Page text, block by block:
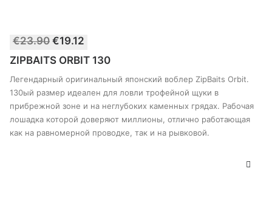
товар
несколько
вариантов.
Опции
можно
выбрать
на
странице
€23.90 €19.12
ZIPBAITS ORBIT 130
Легендарный оригинальный японский воблер ZipBaits Orbit.
130ый размер идеален для ловли трофейной щуки в
прибрежной зоне и на неглубоких каменных грядах. Рабочая
лошадка которой доверяют миллионы, отлично работающая
как на равномерной проводке, так и на рывковой.